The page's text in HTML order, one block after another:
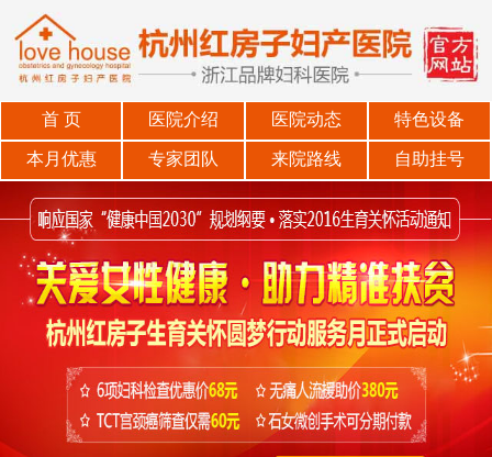
首 页 医院介绍 医院动态 特色设备
本月优惠 专家团队 来院路线 自助挂号